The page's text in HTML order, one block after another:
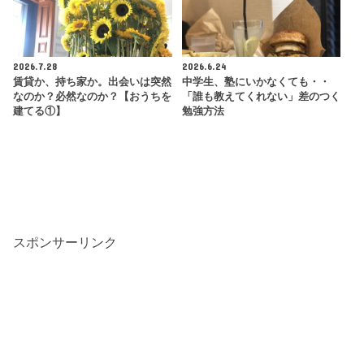
2026.7.28
賃貸か、持ち家か。出会いは突然
なのか？必然なのか？【おうちを
建てる①】
2026.6.24
中学生、塾にいかなくても・・
「誰も教えてくれない」差のつく
勉強方法
スポンサーリンク